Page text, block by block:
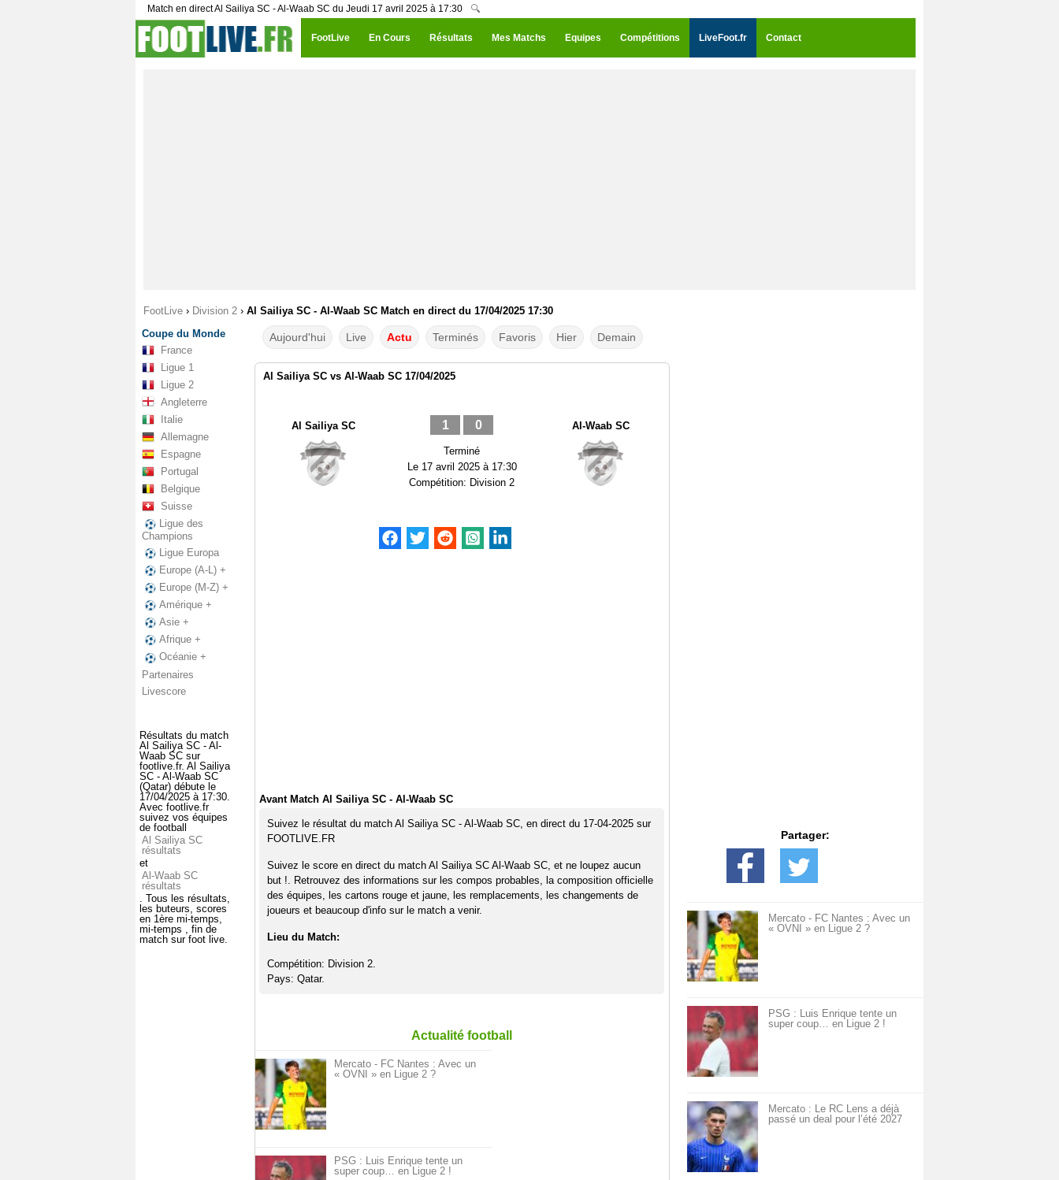
Match en direct Al Sailiya SC - Al-Waab SC du Jeudi 17 avril 2025 à 17:30 🔍
FootLive En Cours Résultats Mes Matchs Equipes Compétitions LiveFoot.fr Contact
FootLive › Division 2 › Al Sailiya SC - Al-Waab SC Match en direct du 17/04/2025 17:30
Coupe du Monde
France
Ligue 1
Ligue 2
Angleterre
Italie
Allemagne
Espagne
Portugal
Belgique
Suisse
Ligue des
Champions
Ligue Europa
Europe (A-L) +
Europe (M-Z) +
Amérique +
Asie +
Afrique +
Océanie +
Partenaires
Livescore
Résultats du match
Al Sailiya SC - Al-
Waab SC sur
footlive.fr. Al Sailiya
SC - Al-Waab SC
(Qatar) débute le
17/04/2025 à 17:30.
Avec footlive.fr
suivez vos équipes
de football
Al Sailiya SC
résultats
et
Al-Waab SC
résultats
. Tous les résultats,
les buteurs, scores
en 1ère mi-temps,
mi-temps , fin de
match sur foot live.
Aujourd'hui Live Actu Terminés Favoris Hier Demain
Al Sailiya SC vs Al-Waab SC 17/04/2025
Al Sailiya SC 1 0
Terminé
Le 17 avril 2025 à 17:30
Compétition: Division 2
Al-Waab SC
Avant Match Al Sailiya SC - Al-Waab SC
Suivez le résultat du match Al Sailiya SC - Al-Waab SC, en direct du 17-04-2025 sur
FOOTLIVE.FR
Suivez le score en direct du match Al Sailiya SC Al-Waab SC, et ne loupez aucun
but !. Retrouvez des informations sur les compos probables, la composition officielle
des équipes, les cartons rouge et jaune, les remplacements, les changements de
joueurs et beaucoup d'info sur le match a venir.
Lieu du Match:
Compétition: Division 2.
Pays: Qatar.
Actualité football
Mercato - FC Nantes : Avec un
« OVNI » en Ligue 2 ?
PSG : Luis Enrique tente un
super coup… en Ligue 2 !
Partager:
Mercato - FC Nantes : Avec un
« OVNI » en Ligue 2 ?
PSG : Luis Enrique tente un
super coup… en Ligue 2 !
Mercato : Le RC Lens a déjà
passé un deal pour l’été 2027